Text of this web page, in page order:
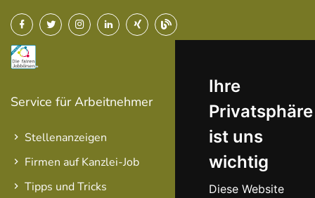
Ihre
Privatsphäre
ist uns
wichtig
Diese Website
Service für Arbeitnehmer
Stellenanzeigen
Firmen auf Kanzlei-Job
Tipps und Tricks